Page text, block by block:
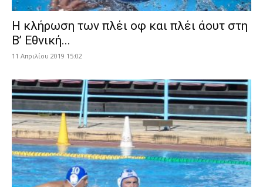
Η κλήρωση των πλέι οφ και πλέι άουτ στη
Β’ Εθνική...
11 Απριλίου 2019 15:02